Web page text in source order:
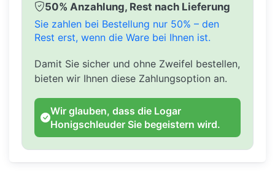
50% Anzahlung, Rest nach Lieferung
Sie zahlen bei Bestellung nur 50% – den
Rest erst, wenn die Ware bei Ihnen ist.
Damit Sie sicher und ohne Zweifel bestellen,
bieten wir Ihnen diese Zahlungsoption an.
Wir glauben, dass die Logar
Honigschleuder Sie begeistern wird.